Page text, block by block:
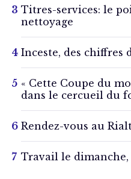
Titres-services: le
nettoyage
Inceste, des chiffres
« Cette Coupe du
dans le cercueil du
Rendez-vous au
Travail le dimanche,